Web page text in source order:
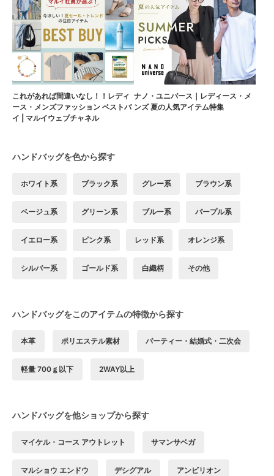
これがあれば間違いなし！！レディ
ース・メンズファッション ベストバ
イ | マルイウェブチャネル
ナノ・ユニバース｜レディース・メ
ンズ 夏の人気アイテム特集
ハンドバッグを色から探す
ホワイト系 ブラック系 グレー系 ブラウン系
ベージュ系 グリーン系 ブルー系 パープル系
イエロー系 ピンク系 レッド系 オレンジ系
シルバー系 ゴールド系 白織柄 その他
ハンドバッグをこのアイテムの特徴から探す
本革 ポリエステル素材 パーティー・結婚式・二次会
軽量 700ｇ以下 2WAY以上
ハンドバッグを他ショップから探す
マイケル・コース アウトレット サマンサベガ
マルショウ エンドウ デシグアル アンビリオン